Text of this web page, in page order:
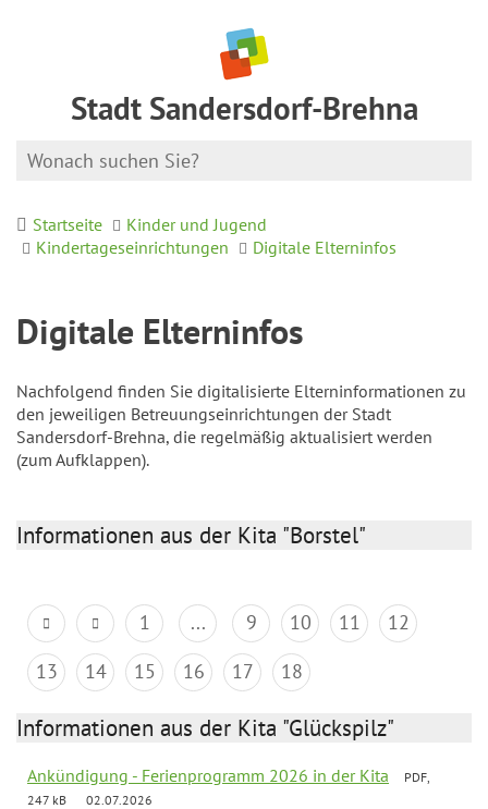
Stadt Sandersdorf-Brehna
Startseite
Kinder und Jugend
Kindertageseinrichtungen
Digitale Elterninfos
Digitale Elterninfos
Nachfolgend finden Sie digitalisierte Elterninformationen zu
den jeweiligen Betreuungseinrichtungen der Stadt
Sandersdorf-Brehna, die regelmäßig aktualisiert werden
(zum Aufklappen).
Informationen aus der Kita "Borstel"
1 ... 9 10 11
12
13
14 15 16 17 18
Informationen aus der Kita "Glückspilz"
Ankündigung - Ferienprogramm 2026 in der Kita
PDF,
247 kB
02.07.2026